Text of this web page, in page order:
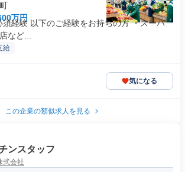
万円
経験 以下のご経験をお持ちの方 ・スーパ
など...
給
気になる
この企業の類似求人を見る
ンスタッフ
式会社